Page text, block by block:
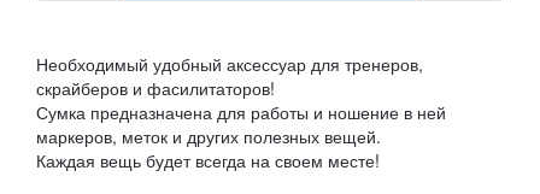
Необходимый удобный аксессуар для тренеров,
скрайберов и фасилитаторов!
Сумка предназначена для работы и ношение в ней
маркеров, меток и других полезных вещей.
Каждая вещь будет всегда на своем месте!